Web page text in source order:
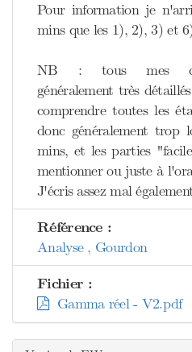
Pour information je
mins que les 1), 2), 3) et
NB : tous mes
généralement très
comprendre toutes les
donc généralement trop
mins, et les parties
mentionner ou juste à
J'écris assez mal
Référence :
Analyse , Gourdon
Fichier :
Gamma réel - V2.pdf